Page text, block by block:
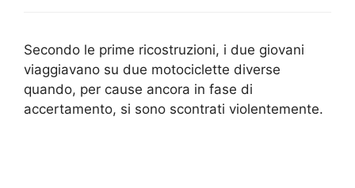
Secondo le prime ricostruzioni, i due giovani
viaggiavano su due motociclette diverse
quando, per cause ancora in fase di
accertamento, si sono scontrati violentemente.